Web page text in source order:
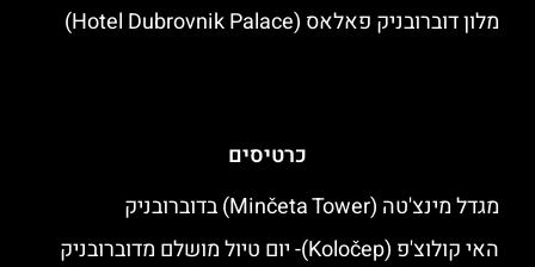
מלון דוברובניק פאלאס (Hotel Dubrovnik Palace)
כרטיסים
מגדל מינצ'טה (Minčeta Tower) בדוברובניק
האי קולוצ'פ (Koločep)- יום טיול מושלם מדוברובניק